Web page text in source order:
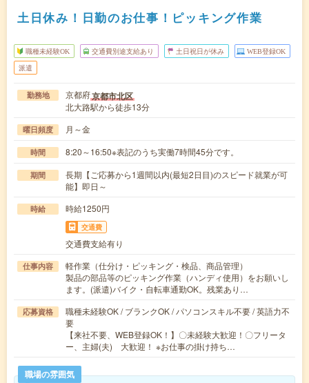
土日休み！日勤のお仕事！ピッキング作業
職種未経験OK 交通費別途支給あり 土日祝日が休み WEB登録OK
派遣
勤務地 京都府京都市北区
北大路駅から徒歩13分
曜日頻度 月～金
時間 8:20～16:50※表記のうち実働7時間45分です。
期間
長期【ご応募から1週間以内(最短2日目)のスピード就業が可
能】即日～
時給 時給1250円
交通費
交通費支給有り
仕事内容
軽作業（仕分け・ピッキング・検品、商品管理）
製品の部品等のピッキング作業（ハンディ使用）をお願いし
ます。(派遣)バイク・自転車通勤OK。残業あり…
応募資格
職種未経験OK / ブランクOK / パソコンスキル不要 / 英語力不
要
【来社不要、WEB登録OK！】〇未経験大歓迎！〇フリータ
ー、主婦(夫) 大歓迎！ ※お仕事の掛け持ち…
職場の雰囲気